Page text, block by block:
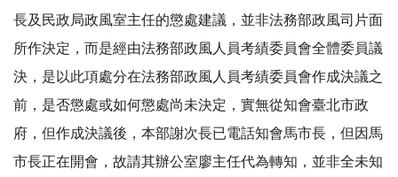
長及民政局政風室主任的懲處建議，並非法務部政風司片面
所作決定，而是經由法務部政風人員考績委員會全體委員議
決，是以此項處分在法務部政風人員考績委員會作成決議之
前，是否懲處或如何懲處尚未決定，實無從知會臺北市政
府，但作成決議後，本部謝次長已電話知會馬市長，但因馬
市長正在開會，故請其辦公室廖主任代為轉知，並非全未知